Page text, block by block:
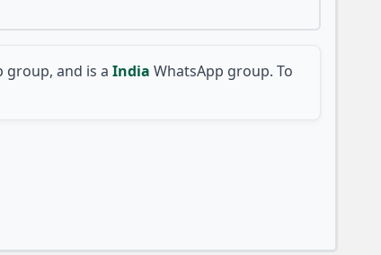
group, and is a India WhatsApp group. To